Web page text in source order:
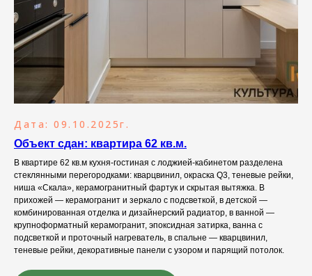
Дата: 09.10.2025г.
Объект сдан: квартира 62 кв.м.
В квартире 62 кв.м кухня-гостиная с лоджией-кабинетом разделена
стеклянными перегородками: кварцвинил, окраска Q3, теневые рейки,
ниша «Скала», керамогранитный фартук и скрытая вытяжка. В
прихожей — керамогранит и зеркало с подсветкой, в детской —
комбинированная отделка и дизайнерский радиатор, в ванной —
крупноформатный керамогранит, эпоксидная затирка, ванна с
подсветкой и проточный нагреватель, в спальне — кварцвинил,
теневые рейки, декоративные панели с узором и парящий потолок.